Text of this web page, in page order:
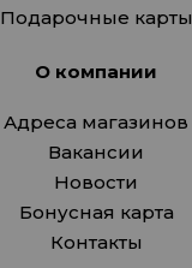
Подарочные карты
О компании
Адреса магазинов
Вакансии
Новости
Бонусная карта
Контакты